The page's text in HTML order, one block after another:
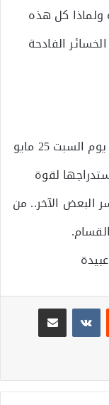
ولماذا كل هذه
الفادحة
فصائل المقاومة الفلسطينية قامت عصر يوم السبت 25 مايو
لقوة
البعض الآخر.. من
مشاركة عبر البريد